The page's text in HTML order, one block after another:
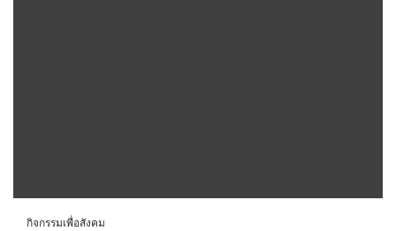
กิจกรรมเพื่อสังคม